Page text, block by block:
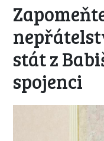
stát z
spojenci